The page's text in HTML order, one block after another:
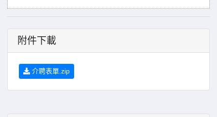
附件下載
介聘表單.zip